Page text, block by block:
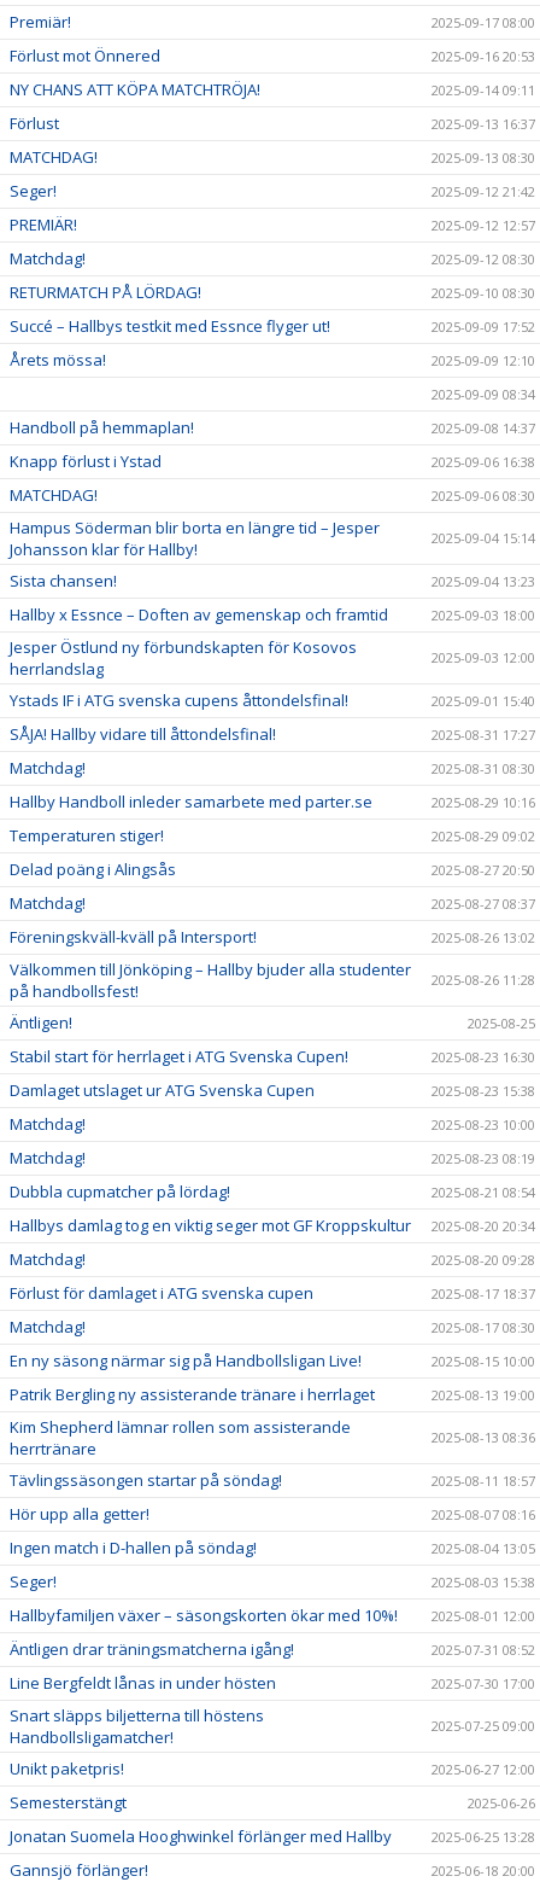
Premiär! 2025-09-17 08:00
Förlust mot Önnered 2025-09-16 20:53
NY CHANS ATT KÖPA MATCHTRÖJA! 2025-09-14 09:11
Förlust 2025-09-13 16:37
MATCHDAG! 2025-09-13 08:30
Seger! 2025-09-12 21:42
PREMIÄR! 2025-09-12 12:57
Matchdag! 2025-09-12 08:30
RETURMATCH PÅ LÖRDAG! 2025-09-10 08:30
Succé – Hallbys testkit med Essnce flyger ut! 2025-09-09 17:52
Årets mössa!
2025-09-09 12:10
2025-09-09 08:34
Handboll på hemmaplan! 2025-09-08 14:37
Knapp förlust i Ystad 2025-09-06 16:38
MATCHDAG! 2025-09-06 08:30
Hampus Söderman blir borta en längre tid – Jesper
Johansson klar för Hallby!
2025-09-04 15:14
Sista chansen! 2025-09-04 13:23
Hallby x Essnce – Doften av gemenskap och framtid 2025-09-03 18:00
Jesper Östlund ny förbundskapten för Kosovos
herrlandslag
2025-09-03 12:00
Ystads IF i ATG svenska cupens åttondelsfinal! 2025-09-01 15:40
SÅJA! Hallby vidare till åttondelsfinal! 2025-08-31 17:27
Matchdag! 2025-08-31 08:30
Hallby Handboll inleder samarbete med parter.se 2025-08-29 10:16
Temperaturen stiger! 2025-08-29 09:02
Delad poäng i Alingsås 2025-08-27 20:50
Matchdag! 2025-08-27 08:37
Föreningskväll-kväll på Intersport! 2025-08-26 13:02
Välkommen till Jönköping – Hallby bjuder alla studenter
på handbollsfest!
2025-08-26 11:28
Äntligen! 2025-08-25
Stabil start för herrlaget i ATG Svenska Cupen! 2025-08-23 16:30
Damlaget utslaget ur ATG Svenska Cupen 2025-08-23 15:38
Matchdag! 2025-08-23 10:00
Matchdag! 2025-08-23 08:19
Dubbla cupmatcher på lördag! 2025-08-21 08:54
Hallbys damlag tog en viktig seger mot GF Kroppskultur 2025-08-20 20:34
Matchdag! 2025-08-20 09:28
Förlust för damlaget i ATG svenska cupen 2025-08-17 18:37
Matchdag! 2025-08-17 08:30
En ny säsong närmar sig på Handbollsligan Live! 2025-08-15 10:00
Patrik Bergling ny assisterande tränare i herrlaget 2025-08-13 19:00
Kim Shepherd lämnar rollen som assisterande
herrtränare
2025-08-13 08:36
Tävlingssäsongen startar på söndag! 2025-08-11 18:57
Hör upp alla getter! 2025-08-07 08:16
Ingen match i D-hallen på söndag! 2025-08-04 13:05
Seger! 2025-08-03 15:38
Hallbyfamiljen växer – säsongskorten ökar med 10%! 2025-08-01 12:00
Äntligen drar träningsmatcherna igång! 2025-07-31 08:52
Line Bergfeldt lånas in under hösten 2025-07-30 17:00
Snart släpps biljetterna till höstens
Handbollsligamatcher!
2025-07-25 09:00
Unikt paketpris! 2025-06-27 12:00
Semesterstängt 2025-06-26
Jonatan Suomela Hooghwinkel förlänger med Hallby 2025-06-25 13:28
Gannsjö förlänger! 2025-06-18 20:00